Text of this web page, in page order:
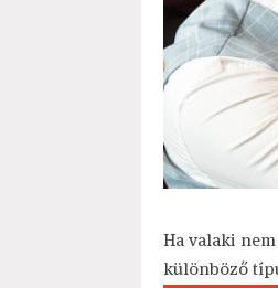
Ha valaki
különböző